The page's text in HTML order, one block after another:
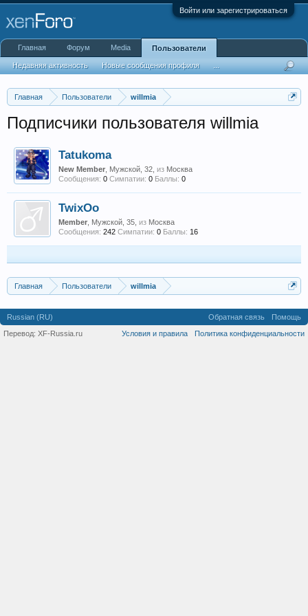
Войти или зарегистрироваться
Главная Пользователи willmia
Подписчики пользователя willmia
Tatukoma
New Member , Мужской, 32, из Москва
Сообщения: 0 Симпатии: 0 Баллы: 0
TwixOo
Member , Мужской, 35, из Москва
Сообщения: 242 Симпатии: 0 Баллы: 16
Главная Пользователи willmia
Главная Форум Media Пользователи
Недавняя активность Новые сообщения профиля
Russian (RU) Обратная связь
Помощь
Условия и правила
Политика конфиденциальности
Перевод: XF-Russia.ru